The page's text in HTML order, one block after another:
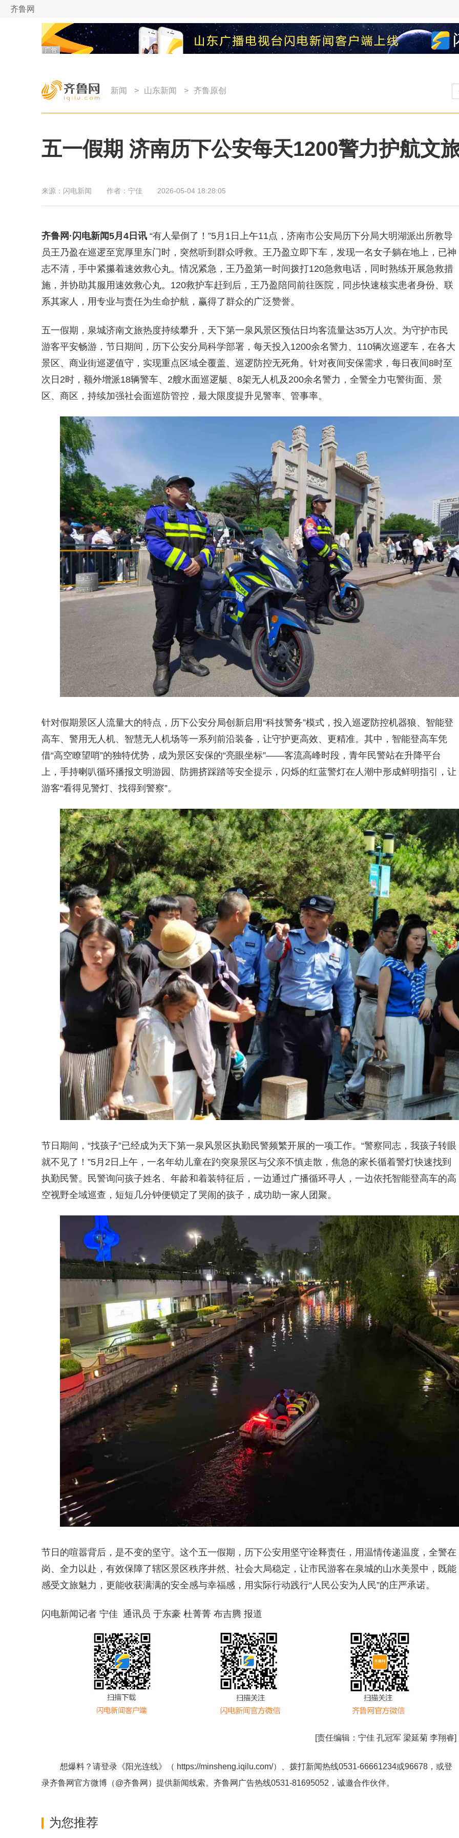
齐鲁网
新闻 > 山东新闻 > 齐鲁原创
五一假期 济南历下公安每天1200警力护航文
来源： 闪电新闻 作者： 宁佳 2026-05-04 18:28:05
齐鲁网 ·闪电新闻5月4日讯“有人晕倒了！”5月1日上午11点，济南市公安局历下分局大明湖派出所教导
员王乃盈在巡逻至宽厚里东门时，突然听到群众呼救。王乃盈立即下车，发现一名女子躺在地上，已神
志不清，手中紧攥着速效救心丸。情况紧急，王乃盈第一时间拨打120急救电话，同时熟练开展急救措
施，并协助其服用速效救心丸。120救护车赶到后，王乃盈陪同前往医院，同步快速核实患者身份、联
系其家人，用专业与责任为生命护航，赢得了群众的广泛赞誉。
五一假期，泉城济南文旅热度持续攀升，天下第一泉风景区预估日均客流量达35万人次。为守护市民
游客平安畅游，节日期间，历下公安分局科学部署，每天投入1200余名警力、110辆次巡逻车，在各大
景区、商业街巡逻值守，实现重点区域全覆盖、巡逻防控无死角。针对夜间安保需求，每日夜间8时至
次日2时，额外增派18辆警车、2艘水面巡逻艇、8架无人机及200余名警力，全警全力屯警街面、景
区、商区，持续加强社会面巡防管控，最大限度提升见警率、管事率。
针对假期景区人流量大的特点，历下公安分局创新启用“科技警务”模式，投入巡逻防控机器狼、智能登
高车、警用无人机、智慧无人机场等一系列前沿装备，让守护更高效、更精准。其中，智能登高车凭
借“高空瞭望哨”的独特优势，成为景区安保的“亮眼坐标”——客流高峰时段，青年民警站在升降平台
上，手持喇叭循环播报文明游园、防拥挤踩踏等安全提示，闪烁的红蓝警灯在人潮中形成鲜明指引，让
游客“看得见警灯、找得到警察”。
节日期间，“找孩子”已经成为天下第一泉风景区执勤民警频繁开展的一项工作。“警察同志，我孩子转眼
就不见了！”5月2日上午，一名年幼儿童在趵突泉景区与父亲不慎走散，焦急的家长循着警灯快速找到
执勤民警。民警询问孩子姓名、年龄和着装特征后，一边通过广播循环寻人，一边依托智能登高车的高
空视野全域巡查，短短几分钟便锁定了哭闹的孩子，成功助一家人团聚。
节日的喧嚣背后，是不变的坚守。这个五一假期，历下公安用坚守诠释责任，用温情传递温度，全警在
岗、全力以赴，有效保障了辖区景区秩序井然、社会大局稳定，让市民游客在泉城的山水美景中，既能
感受文旅魅力，更能收获满满的安全感与幸福感，用实际行动践行“人民公安为人民”的庄严承诺。
闪电新闻记者 宁佳 通讯员 于东豪 杜菁菁 布吉腾 报道
[责任编辑： 宁佳 孔冠军 梁延菊 李翔睿]
想爆料？请登录《阳光连线》（ https://minsheng.iqilu.com/）、拨打新闻热线0531-66661234或96678，或登
录齐鲁网官方微博（@齐鲁网 ）提供新闻线索。齐鲁网广告热线0531-81695052 ，诚邀合作伙伴。
为您推荐